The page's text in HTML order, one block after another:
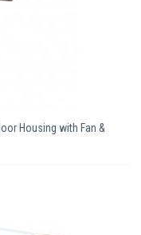
Housing with Fan &